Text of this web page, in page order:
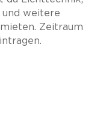
und weitere
Zeitraum